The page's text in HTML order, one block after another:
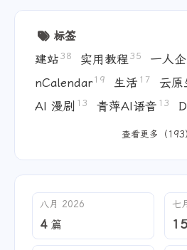
标签
建站 38 实用教程 35 一人
nCalendar 19 生活 17 云原
AI 漫剧 13 青萍AI语音 13
查看更多（193
八月 2026
4 篇
七
15